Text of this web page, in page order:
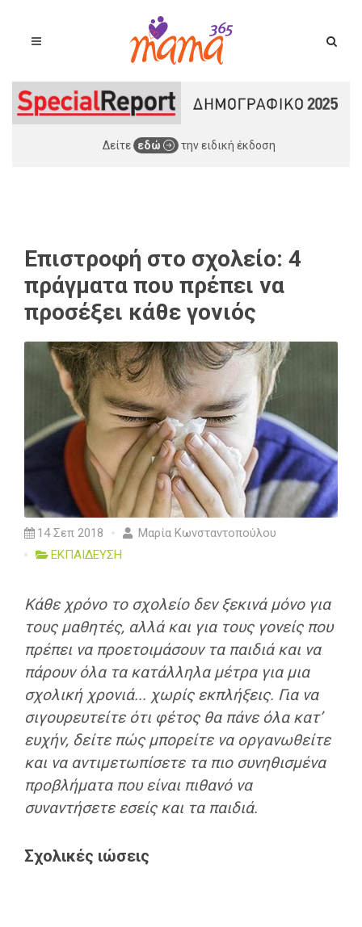
Δείτε εδώ την ειδική έκδοση
Επιστροφή στο σχολείο: 4
πράγματα που πρέπει να
προσέξει κάθε γονιός
14 Σεπ 2018
Μαρία Κωνσταντοπούλου
ΕΚΠΑΙΔΕΥΣΗ
Κάθε χρόνο το σχολείο δεν ξεκινά μόνο για
τους μαθητές, αλλά και για τους γονείς που
πρέπει να προετοιμάσουν τα παιδιά και να
πάρουν όλα τα κατάλληλα μέτρα για μια
σχολική χρονιά... χωρίς εκπλήξεις. Για να
σιγουρευτείτε ότι φέτος θα πάνε όλα κατ’
ευχήν, δείτε πώς μπορείτε να οργανωθείτε
και να αντιμετωπίσετε τα πιο συνηθισμένα
προβλήματα που είναι πιθανό να
συναντήσετε εσείς και τα παιδιά.
Σχολικές ιώσεις